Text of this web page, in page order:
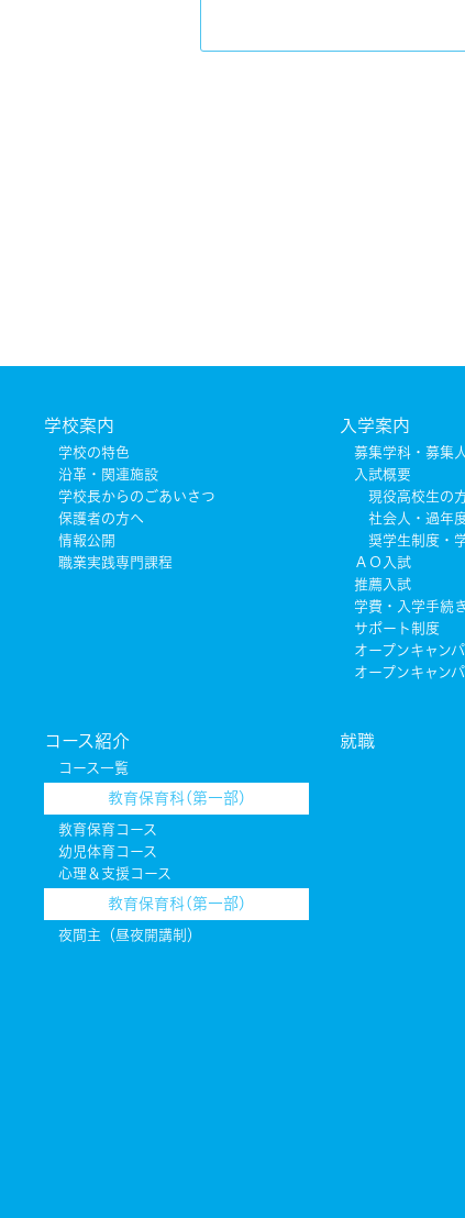
学校案内
学校の特色
沿革・関連施設
学校長からのごあいさつ
保護者の方へ
情報公開
職業実践専門課程
入学案内
募集学科・募集
入試概要
現役高校生の
社会人・過年
奨学生制度・
ＡＯ入試
推薦入試
学費・入学手続き
サポート制度
オープンキャン
オープンキャン
コース紹介
コース一覧
教育保育科(第一部)
教育保育コース
幼児体育コース
心理＆支援コース
教育保育科(第一部)
夜間主（昼夜開講制）
就職